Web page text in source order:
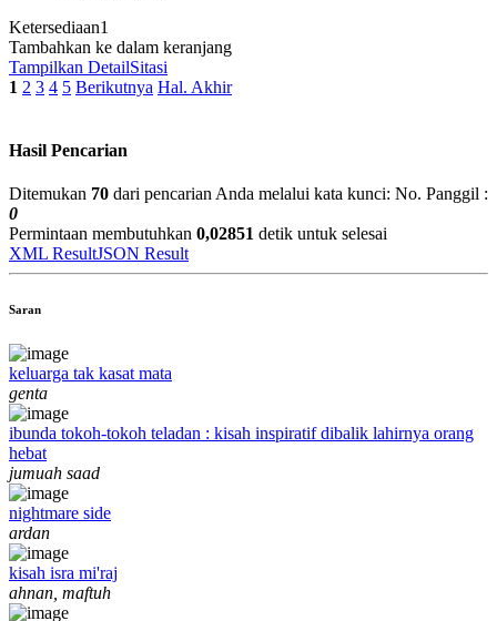
Ketersediaan1
Tambahkan ke dalam keranjang
Tampilkan DetailSitasi
1 2 3 4 5 Berikutnya Hal. Akhir
Hasil Pencarian
Ditemukan 70 dari pencarian Anda melalui kata kunci: No. Panggil :
0
Permintaan membutuhkan 0,02851 detik untuk selesai
XML ResultJSON Result
Saran
keluarga tak kasat mata
genta
ibunda tokoh-tokoh teladan : kisah inspiratif dibalik lahirnya orang
hebat
jumuah saad
nightmare side
ardan
kisah isra mi'raj
ahnan, maftuh